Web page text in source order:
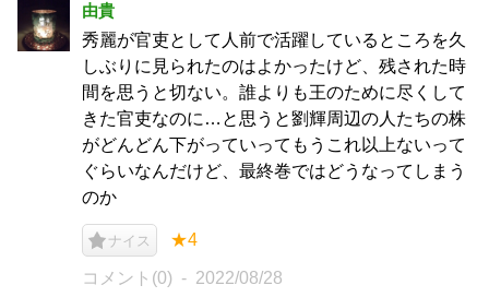
由貴
秀麗が官吏として人前で活躍しているところを久
しぶりに見られたのはよかったけど、残された時
間を思うと切ない。誰よりも王のために尽くして
きた官吏なのに…と思うと劉輝周辺の人たちの株
がどんどん下がっていってもうこれ以上ないって
ぐらいなんだけど、最終巻ではどうなってしまう
のか
ナイス ★4
コメント(0) 2022/08/28